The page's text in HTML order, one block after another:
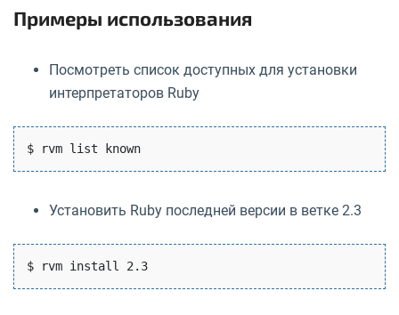
Примеры использования
Посмотреть список доступных для установки
интерпретаторов Ruby
Установить Ruby последней версии в ветке 2.3